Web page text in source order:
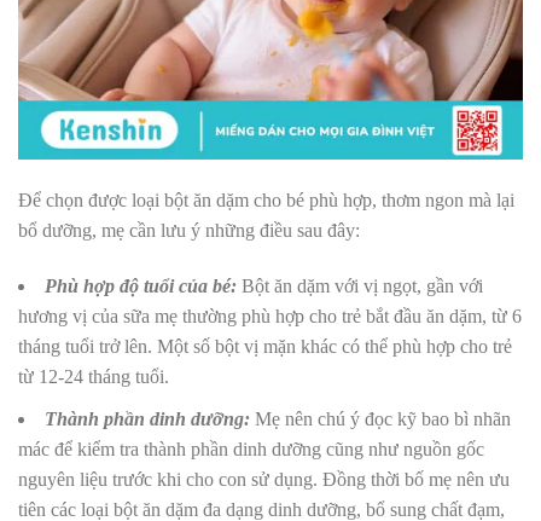
Để chọn được loại bột ăn dặm cho bé phù hợp, thơm ngon mà lại
bổ dưỡng, mẹ cần lưu ý những điều sau đây:
Phù hợp độ tuổi của bé: Bột ăn dặm với vị ngọt, gần với
hương vị của sữa mẹ thường phù hợp cho trẻ bắt đầu ăn dặm, từ 6
tháng tuổi trở lên. Một số bột vị mặn khác có thể phù hợp cho trẻ
từ 12-24 tháng tuổi.
Thành phần dinh dưỡng: Mẹ nên chú ý đọc kỹ bao bì nhãn
mác để kiểm tra thành phần dinh dưỡng cũng như nguồn gốc
nguyên liệu trước khi cho con sử dụng. Đồng thời bố mẹ nên ưu
tiên các loại bột ăn dặm đa dạng dinh dưỡng, bổ sung chất đạm,